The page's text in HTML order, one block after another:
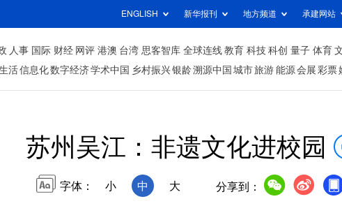
ENGLISH 新华报刊 地方频道 承建网站
人事 国际 财经 网评 港澳 台湾 思客智库 全球连线 教育 科技 科创 量子 体育
活信息化数字经济学术中国 乡村振兴银龄溯源中国 城市旅游 能源 会展 彩票
苏州吴江：非遗文化进校园
字体： 小 中 大 分享到：